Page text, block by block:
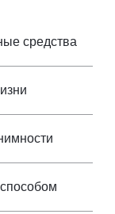
средства